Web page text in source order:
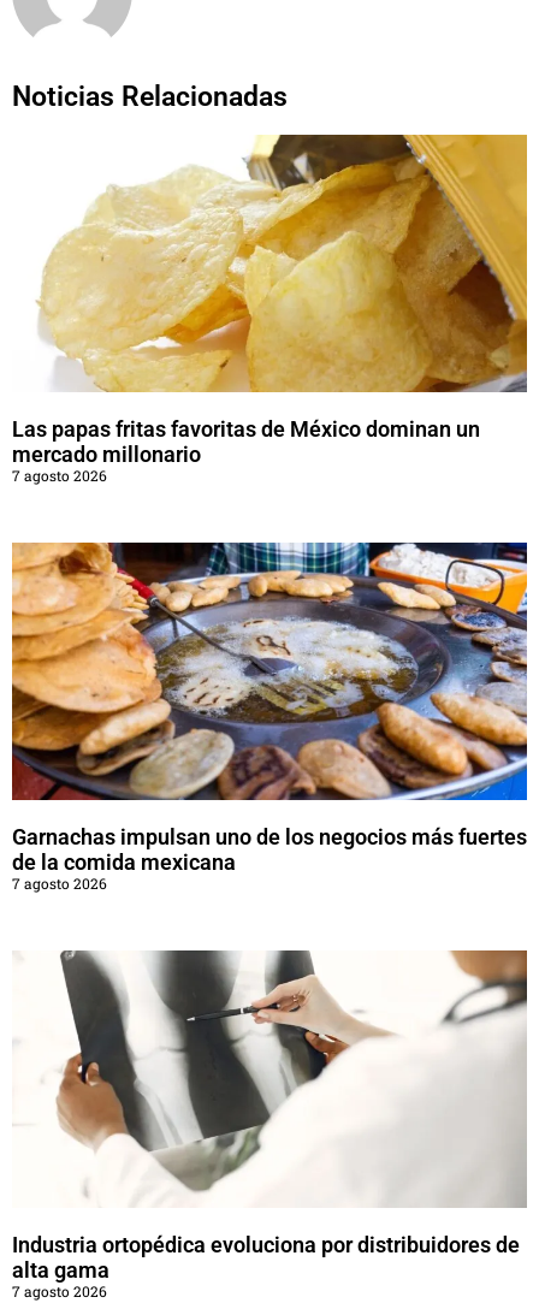
Noticias Relacionadas
Las papas fritas favoritas de México dominan un
mercado millonario
7 agosto 2026
Garnachas impulsan uno de los negocios más fuertes
de la comida mexicana
7 agosto 2026
Industria ortopédica evoluciona por distribuidores de
alta gama
7 agosto 2026